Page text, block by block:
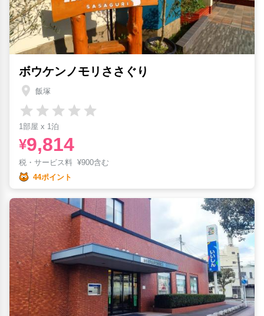
ボウケンノモリささぐり
飯塚
1部屋 x 1泊
¥9,814
税・サービス料 ¥900含む
44ポイント